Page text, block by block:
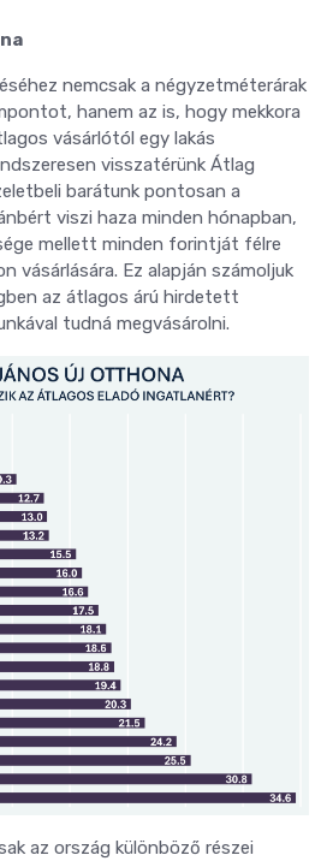
nemcsak a négyzetméterárak
hanem az is, hogy mekkora
vásárlótól egy lakás
visszatérünk Átlag
barátunk pontosan a
viszi haza minden hónapban,
mellett minden forintját félre
vásárlására. Ez alapján számoljuk
az átlagos árú hirdetett
tudná megvásárolni.
az ország különböző részei